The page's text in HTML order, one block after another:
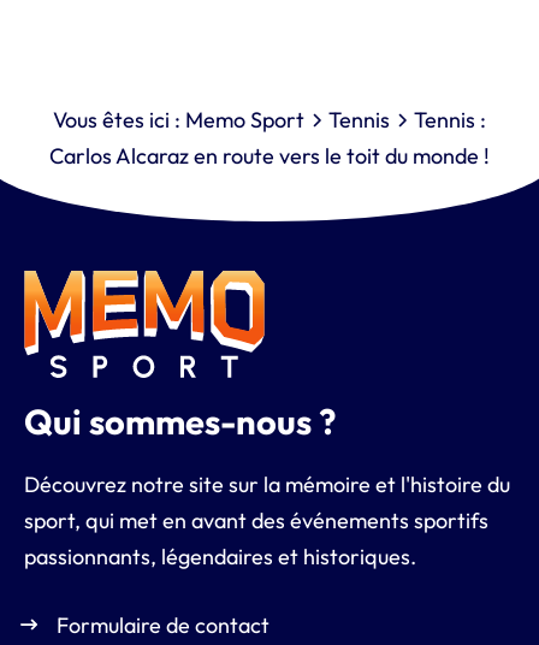
Vous êtes ici : Memo Sport Tennis
Tennis :
Carlos Alcaraz en route vers le toit du monde !
Qui sommes-nous ?
Découvrez notre site sur la mémoire et l'histoire du
sport, qui met en avant des événements sportifs
passionnants, légendaires et historiques.
Formulaire de contact